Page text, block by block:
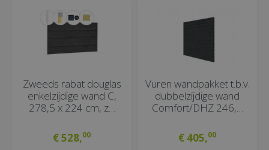
Zweeds rabat douglas
enkelzijdige wand C,
278,5 x 224 cm, z…
€528,00
Vuren wandpakket t.b.v.
dubbelzijdige wand
Comfort/DHZ 246,…
€ 405,00